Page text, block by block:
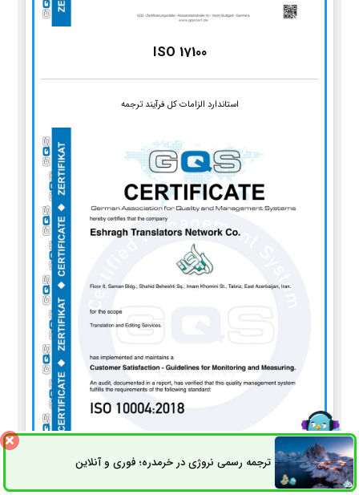
ISO 17100
استاندارد الزامات کل فرآیند ترجمه
ترجمه رسمی نروژی در خرمدره؛ فوری و آنلاینثبت سفارش راه های ارتباطی